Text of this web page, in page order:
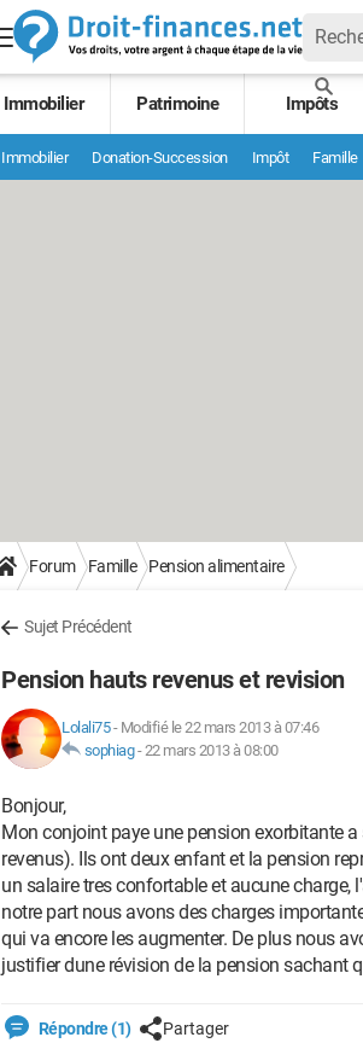
Immobilier Patrimoine Impôts
Immobilier Donation-Succession Impôt Famille
Forum Famille Pension alimentaire
Sujet Précédent
Pension hauts revenus et revision
Lolali75- Modifié le 22 mars 2013 à 07:46
sophiag-22 mars 2013 à 08:00
Bonjour,
Mon conjoint paye une pension exorbitante
revenus). Ils ont deux enfant et la pension
un salaire tres confortable et aucune
notre part nous avons des charges
qui va encore les augmenter. De plus nous
justifier dune révision de la pension sachant
Répondre (1) Partager